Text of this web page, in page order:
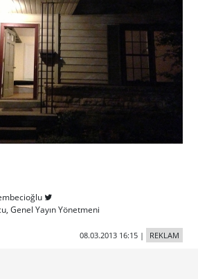
Genel Yayın Yönetmeni
08.03.2013 16:15| REKLAM